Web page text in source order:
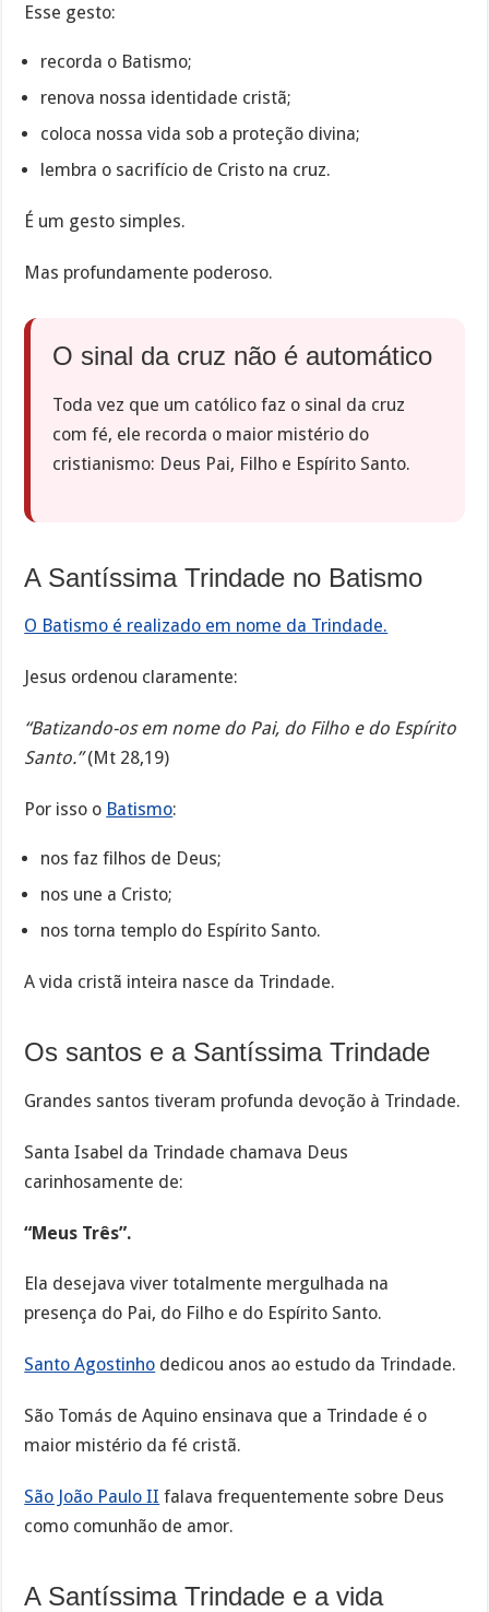
Esse gesto:
recorda o Batismo;
renova nossa identidade cristã;
coloca nossa vida sob a proteção divina;
lembra o sacrifício de Cristo na cruz.
É um gesto simples.
Mas profundamente poderoso.
O sinal da cruz não é automático
Toda vez que um católico faz o sinal da cruz
com fé, ele recorda o maior mistério do
cristianismo: Deus Pai, Filho e Espírito Santo.
A Santíssima Trindade no Batismo
O Batismo é realizado em nome da Trindade.
Jesus ordenou claramente:
“Batizando-os em nome do Pai, do Filho e do Espírito
Santo.”(Mt 28,19)
Por isso o Batismo:
nos faz filhos de Deus;
nos une a Cristo;
nos torna templo do Espírito Santo.
A vida cristã inteira nasce da Trindade.
Os santos e a Santíssima Trindade
Grandes santos tiveram profunda devoção à Trindade.
Santa Isabel da Trindade chamava Deus
carinhosamente de:
“Meus Três”.
Ela desejava viver totalmente mergulhada na
presença do Pai, do Filho e do Espírito Santo.
Santo Agostinho dedicou anos ao estudo da Trindade.
São Tomás de Aquino ensinava que a Trindade é o
maior mistério da fé cristã.
São João Paulo II falava frequentemente sobre Deus
como comunhão de amor.
A Santíssima Trindade e a vida